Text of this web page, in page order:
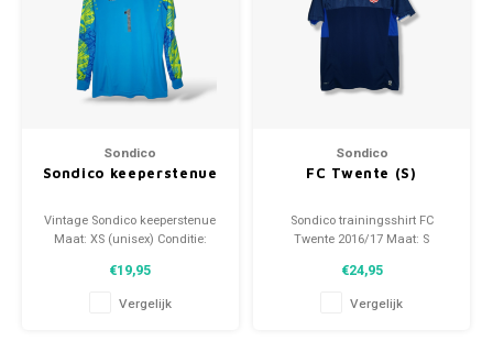
Sondico
Sondico keeperstenue
Vintage Sondico keeperstenue
Maat: XS (unisex) Conditie:
€19,95
Vergelijk
Sondico
FC Twente (S)
Sondico trainingsshirt FC
Twente 2016/17 Maat: S
(gebruikt)
€24,95
Vergelijk